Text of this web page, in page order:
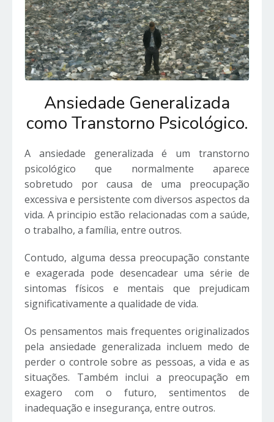
Ansiedade Generalizada
como Transtorno Psicológico.
A ansiedade generalizada é um transtorno
psicológico que normalmente aparece
sobretudo por causa de uma preocupação
excessiva e persistente com diversos aspectos da
vida. A principio estão relacionadas com a saúde,
o trabalho, a família, entre outros.
Contudo, alguma dessa preocupação constante
e exagerada pode desencadear uma série de
sintomas físicos e mentais que prejudicam
significativamente a qualidade de vida.
Os pensamentos mais frequentes originalizados
pela ansiedade generalizada incluem medo de
perder o controle sobre as pessoas, a vida e as
situações. Também inclui a preocupação em
exagero com o futuro, sentimentos de
inadequação e insegurança, entre outros.